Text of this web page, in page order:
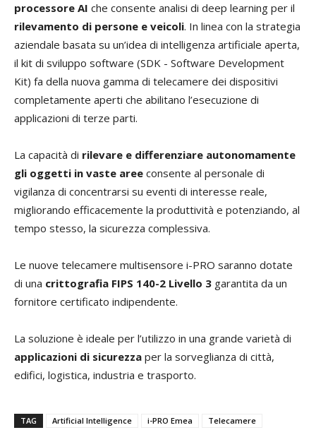
processore AI che consente analisi di deep learning per il
rilevamento di persone e veicoli. In linea con la strategia
aziendale basata su un’idea di intelligenza artificiale aperta,
il kit di sviluppo software (SDK - Software Development
Kit) fa della nuova gamma di telecamere dei dispositivi
completamente aperti che abilitano l’esecuzione di
applicazioni di terze parti.
La capacità di rilevare e differenziare autonomamente
gli oggetti in vaste aree consente al personale di
vigilanza di concentrarsi su eventi di interesse reale,
migliorando efficacemente la produttività e potenziando, al
tempo stesso, la sicurezza complessiva.
Le nuove telecamere multisensore i-PRO saranno dotate
di una crittografia FIPS 140-2 Livello 3 garantita da un
fornitore certificato indipendente.
La soluzione è ideale per l’utilizzo in una grande varietà di
applicazioni di sicurezza per la sorveglianza di città,
edifici, logistica, industria e trasporto.
TAG Artificial Intelligence i-PRO Emea Telecamere